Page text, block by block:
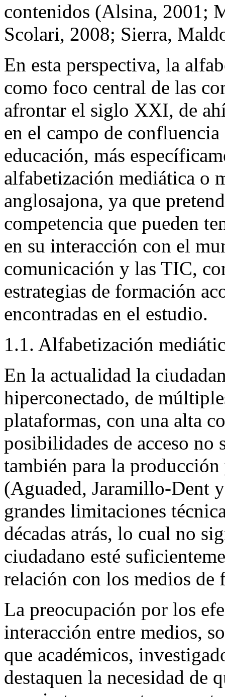
contenidos (Alsina, 2001;
Scolari, 2008; Sierra,
En esta perspectiva, la
como foco central de las
afrontar el siglo XXI, de
en el campo de
educación, más
alfabetización mediática o
anglosajona, ya que
competencia que pueden
en su interacción con el
comunicación y las TIC,
estrategias de formación
encontradas en el estudio.
1.1. Alfabetización
En la actualidad la
hiperconectado, de
plataformas, con una alta
posibilidades de acceso no
también para la
(Aguaded, Jaramillo-Dent
grandes limitaciones
décadas atrás, lo cual no
ciudadano esté
relación con los medios de
La preocupación por los
interacción entre medios,
que académicos,
destaquen la necesidad de